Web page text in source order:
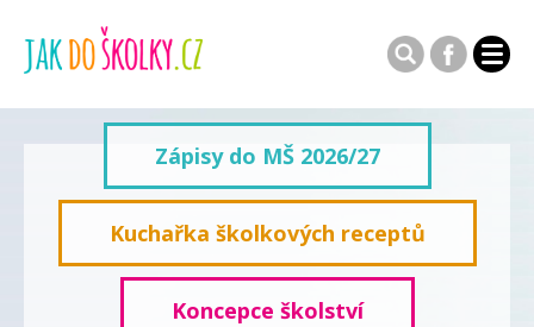
Zápisy do MŠ 2026/27
Kuchařka školkových receptů
Koncepce školství